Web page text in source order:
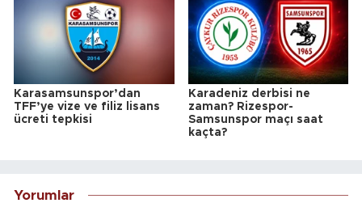
Karasamsunspor’dan
TFF’ye vize ve filiz lisans
ücreti tepkisi
Karadeniz derbisi ne
zaman? Rizespor-
Samsunspor maçı saat
kaçta?
Yorumlar